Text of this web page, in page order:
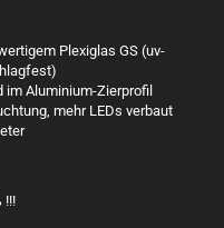
Plexiglas GS (uv-
im Aluminium-Zierprofil
mehr LEDs verbaut
!!!